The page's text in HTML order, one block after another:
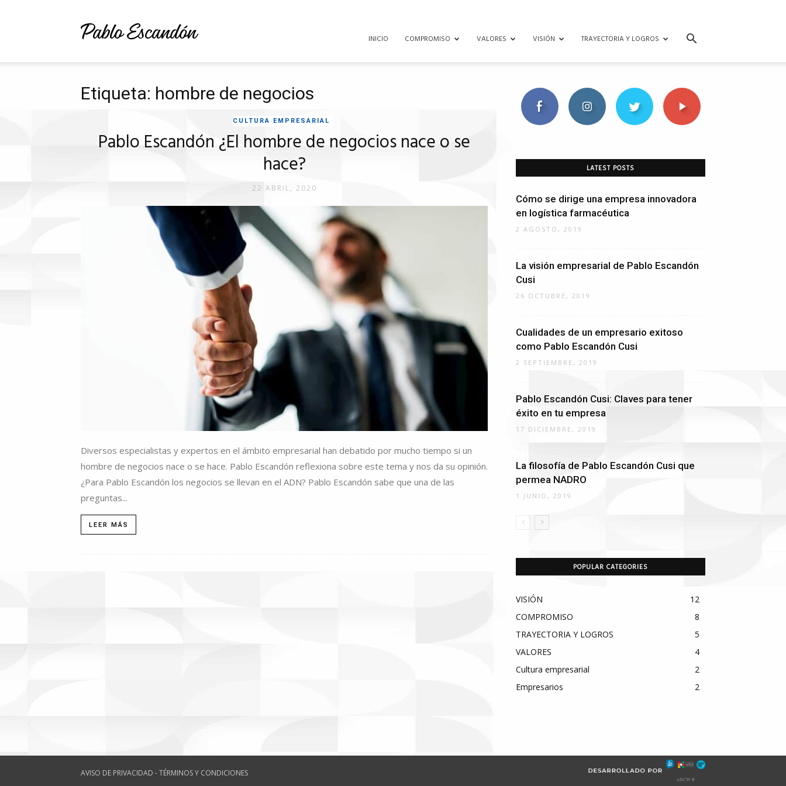
Escandón
INICIO COMPROMISO VALORES VISIÓN TRAYECTORIA Y LOGROS
Etiqueta: hombre de negocios
CULTURA EMPRESARIAL
Pablo Escandón ¿El hombre de negocios nace o se
hace?
22 ABRIL, 2020
Diversos especialistas y expertos en el ámbito empresarial han debatido por mucho tiempo si un
hombre de negocios nace o se hace. Pablo Escandón reflexiona sobre este tema y nos da su opinión.
¿Para Pablo Escandón los negocios se llevan en el ADN? Pablo Escandón sabe que una de las
preguntas...
LEER MÁS
LATEST POSTS
Cómo se dirige una empresa innovadora
en logística farmacéutica
2 AGOSTO, 2019
La visión empresarial de Pablo Escandón
Cusi
26 OCTUBRE, 2019
Cualidades de un empresario exitoso
como Pablo Escandón Cusi
2 SEPTIEMBRE, 2019
Pablo Escandón Cusi: Claves para tener
éxito en tu empresa
17 DICIEMBRE, 2019
La filosofía de Pablo Escandón Cusi que
permea NADRO
1 JUNIO, 2019
POPULAR CATEGORIES
VISIÓN
12
COMPROMISO
8
TRAYECTORIA Y LOGROS
5
VALORES
4
Cultura empresarial
2
Empresarios
2
AVISO DE PRIVACIDAD - TÉRMINOS Y CONDICIONES